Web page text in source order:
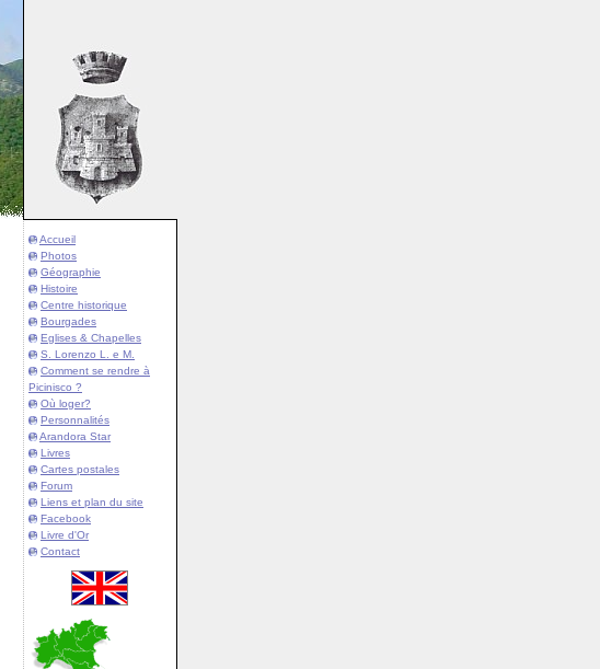
Accueil
Photos
Géographie
Histoire
Centre historique
Bourgades
Eglises & Chapelles
S. Lorenzo L. e M.
Comment se rendre à
Picinisco ?
Où loger?
Personnalités
Arandora Star
Livres
Cartes postales
Forum
Liens et plan du site
Facebook
Livre d'Or
Contact